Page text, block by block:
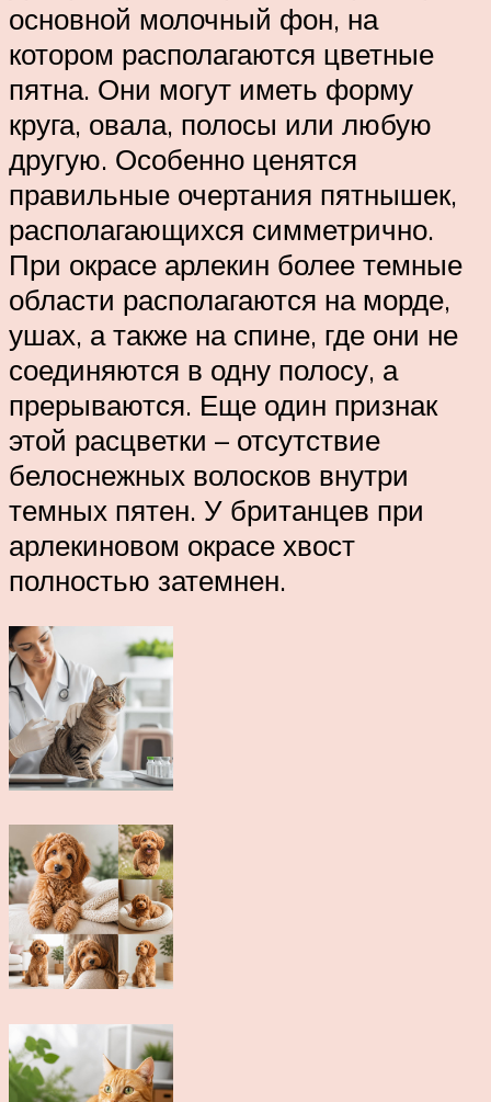
основной молочный фон, на
котором располагаются цветные
пятна. Они могут иметь форму
круга, овала, полосы или любую
другую. Особенно ценятся
правильные очертания пятнышек,
располагающихся симметрично.
При окрасе арлекин более темные
области располагаются на морде,
ушах, а также на спине, где они не
соединяются в одну полосу, а
прерываются. Еще один признак
этой расцветки – отсутствие
белоснежных волосков внутри
темных пятен. У британцев при
арлекиновом окрасе хвост
полностью затемнен.